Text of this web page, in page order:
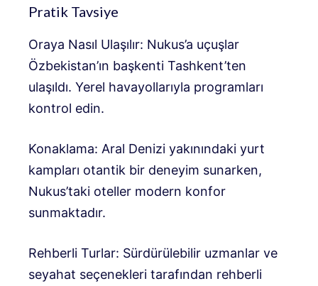
Pratik Tavsiye
Oraya Nasıl Ulaşılır: Nukus’a uçuşlar
Özbekistan’ın başkenti Tashkent’ten
ulaşıldı. Yerel havayollarıyla programları
kontrol edin.
Konaklama: Aral Denizi yakınındaki yurt
kampları otantik bir deneyim sunarken,
Nukus’taki oteller modern konfor
sunmaktadır.
Rehberli Turlar: Sürdürülebilir uzmanlar ve
seyahat seçenekleri tarafından rehberli